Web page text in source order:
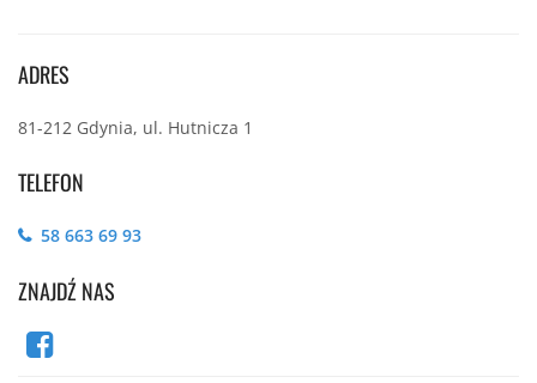
ADRES
81-212 Gdynia, ul. Hutnicza 1
TELEFON
58 663 69 93
ZNAJDŹ NAS